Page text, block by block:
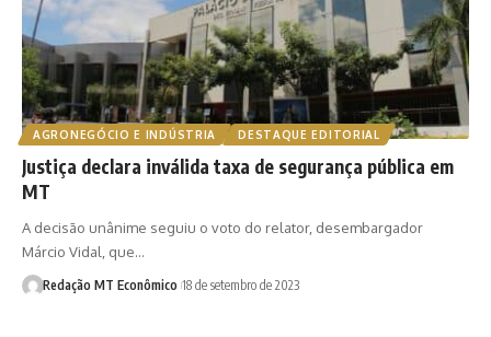
AGRONEGÓCIO E INDÚSTRIA DESTAQUE EDITORIAL
Justiça declara inválida taxa de segurança pública em
MT
A decisão unânime seguiu o voto do relator, desembargador
Márcio Vidal, que…
Redação MT Econômico 18 de setembro de 2023